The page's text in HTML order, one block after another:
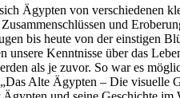
Ägypten von verschiedenen
und
bis heute von der einstigen
unsere Kenntnisse über das
als je zuvor. So war es
Alte Ägypten – Die visuelle